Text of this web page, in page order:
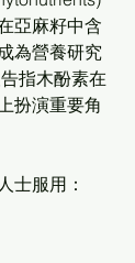
亞麻籽中含
為營養研究
指木酚素在
扮演重要角
士服用：